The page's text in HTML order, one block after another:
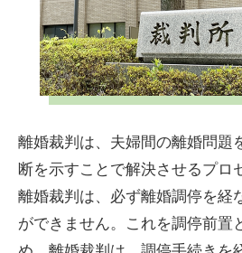
離婚裁判は、夫婦間の離婚問題
断を示すことで解決させるプロ
離婚裁判は、必ず離婚調停を経
ができません。これを調停前置